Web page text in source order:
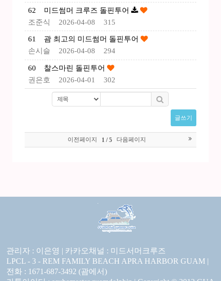
62
미드썸머 크루즈 돌핀투어
조준식
2026-04-08 315
61
괌 최고의 미드썸머 돌핀투어
손시슬
2026-04-08 294
60
찰스마린 돌핀투어
권은호
2026-04-01 302
글쓰기
이전페이지 1 / 5 다음페이지
관리자 : 이은영 | 카카오채널 : 미드서머크루즈
LPCL - 3 - REM FAMILY BEACH APRA HARBOR GUAM |
전화 : 1671-687-3492 (괌에서)